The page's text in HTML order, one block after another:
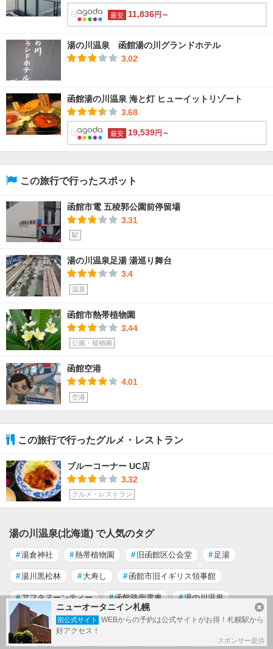
最安 11,836円～
湯の川温泉 函館湯の川グランドホテル
3.02
函館湯の川温泉 海と灯 ヒューイットリゾート
3.68
最安 19,539円～
この旅行で行ったスポット
函館市電 五稜郭公園前停留場
3.31
駅
湯の川温泉足湯 湯巡り舞台
3.4
温泉
函館市熱帯植物園
3.44
公園・植物園
函館空港
4.01
空港
この旅行で行ったグルメ・レストラン
ブルーコーナー UC店
3.32
グルメ・レストラン
湯の川温泉(北海道) で人気のタグ
#湯倉神社 #熱帯植物園 # 旧函館区公会堂 # 足湯
#湯川黒松林 # 大寿し #函館市旧イギリス領事館
#アフタヌーンティー #函館路面電車 #湯の川温泉
# 温泉 #函館空港 # 五稜郭タワー #グルメ # 街歩き
#函館
ニューオータニイン札幌
宿公式サイト
WEBからの予約は公式サイトがお得！札幌駅から
好アクセス！
スポンサー提供